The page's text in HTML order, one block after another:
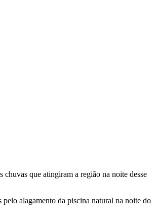
que atingiram a região na noite desse
alagamento da piscina natural na noite do